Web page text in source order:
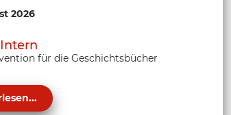
2026
für die Geschichtsbücher